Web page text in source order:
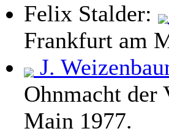
Felix Stalder:
Frankfurt am
J.
Ohnmacht der
Main 1977.